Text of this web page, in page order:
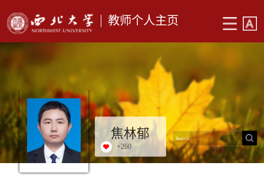
教师个人主页
焦林郁
+260